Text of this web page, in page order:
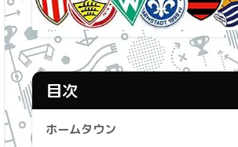
目次
ホームタウン